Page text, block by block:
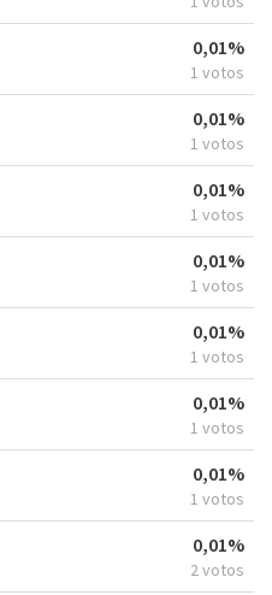
0,01%
1 votos
0,01%
1 votos
0,01%
1 votos
0,01%
1 votos
0,01%
1 votos
0,01%
1 votos
0,01%
1 votos
0,01%
2 votos